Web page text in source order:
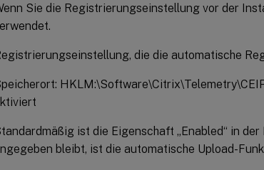
Sie die Registrierungseinstellung vor der
die die automatische
ist die Eigenschaft „Enabled“ in
bleibt, ist die automatische Upload-